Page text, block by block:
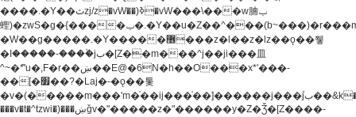
����.�Y��ثzj/z�vW��)ߢ�vW���\���w腩ݕ
蟶)�zwS�g�{����ݕ�.�Y��ؚu�Z��^���(b~���)�r���m�ǥy�f�M4�'�z����6�M+z����4��^z���L!
�W��g�����.�Y��؜���޶���z�l��z�lz��ǫ��쮛
�ا�����-����۫jب�[Z��m���^j��ji���⽫
^~�ܶ*'u�,F�r��ښ��E@�6N�h��O���x*'���-
��[�׿��?�Laj�-�ǫ��톷
�v�(�����m���'m�֫��ij���֫��]������j���۫jب��&k��y����jk-
���v�t�^tzwi�)���ښǧv�"�����z�"������y�Z�Ǯ�[Z����-